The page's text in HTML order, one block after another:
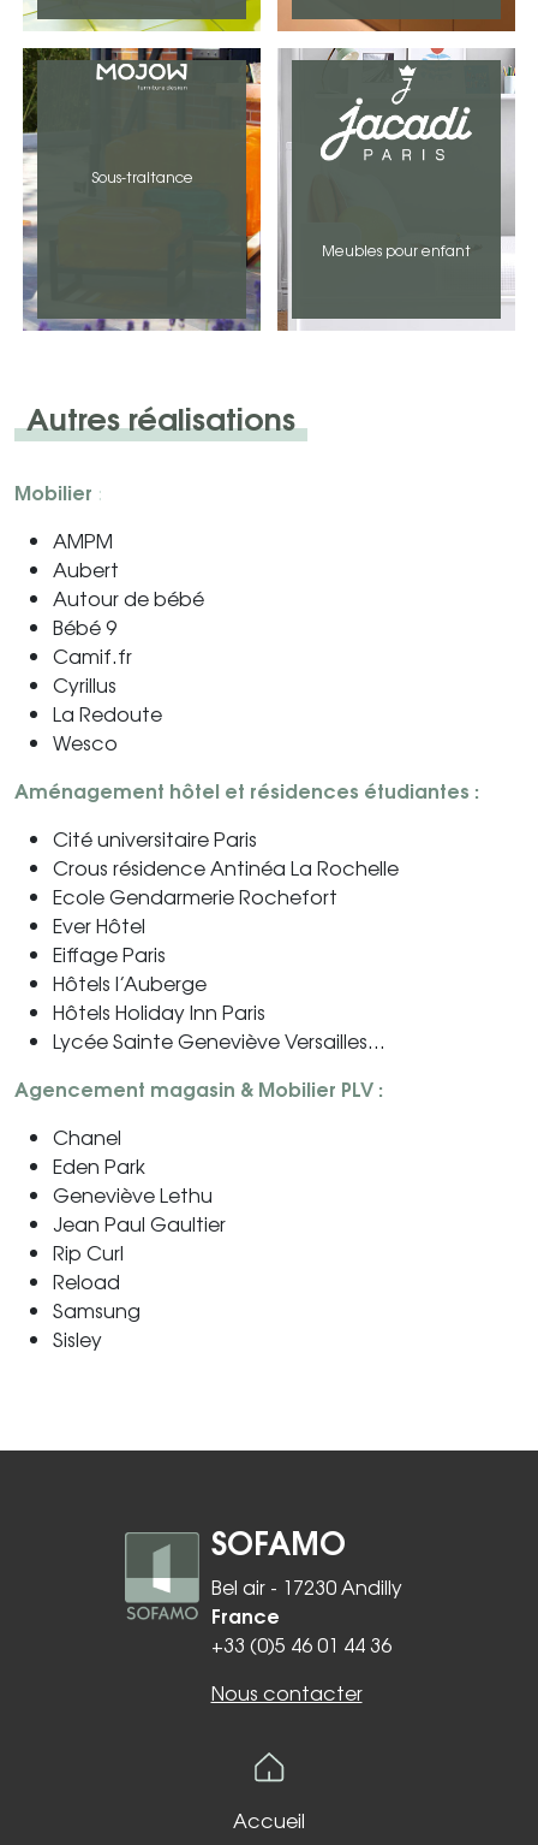
Sous-traitance
Meubles pour enfant
Autres réalisations
Mobilier :
AMPM
Aubert
Autour de bébé
Bébé 9
Camif.fr
Cyrillus
La Redoute
Wesco
Aménagement hôtel et résidences étudiantes :
Cité universitaire Paris
Crous résidence Antinéa La Rochelle
Ecole Gendarmerie Rochefort
Ever Hôtel
Eiffage Paris
Hôtels l’Auberge
Hôtels Holiday Inn Paris
Lycée Sainte Geneviève Versailles…
Agencement magasin & Mobilier PLV :
Chanel
Eden Park
Geneviève Lethu
Jean Paul Gaultier
Rip Curl
Reload
Samsung
Sisley
SOFAMO
Bel air - 17230 Andilly
France
+33 (0)5 46 01 44 36
Nous contacter
Accueil